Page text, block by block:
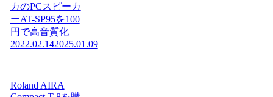
カのPCスピーカ
ーAT-SP95を100
円で高音質化
2022.02.142025.01.09
Roland AIRA